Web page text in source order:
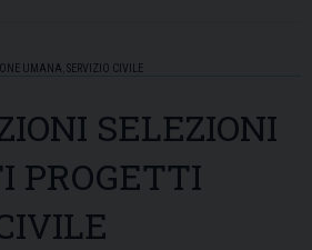
UMANA SERVIZIO CIVILE
SELEZIONI
PROGETTI